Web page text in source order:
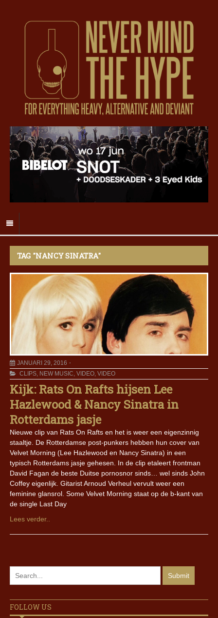
TAG "NANCY SINATRA"
JANUARI 29, 2016
CLIPS, NEW MUSIC, VIDEO, VIDEO
Kijk: Rats On Rafts hijsen Lee
Hazlewood & Nancy Sinatra in
Rotterdams jasje
Nieuwe clip van Rats On Rafts en het is weer een eigenzinnig
staaltje. De Rotterdamse post-punkers hebben hun cover van
Velvet Morning (Lee Hazlewood en Nancy Sinatra) in een
typisch Rotterdams jasje gehesen. In de clip etaleert frontman
David Fagan de beste Duitse pornosnor sinds… wel sinds John
Coffey eigenlijk. Gitarist Arnoud Verheul vervult weer een
feminine glansrol. Some Velvet Morning staat op de b-kant van
de single Last Day
Lees verder..
FOLLOW US